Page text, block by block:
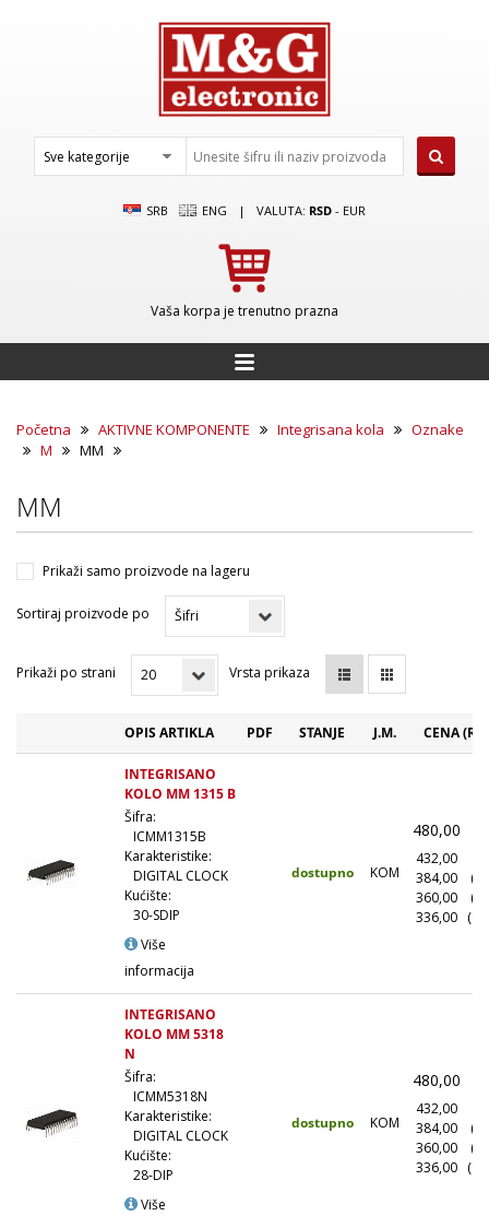
SRB ENG | VALUTA: RSD - EUR
Vaša korpa je trenutno prazna
Početna AKTIVNE KOMPONENTE Integrisana kola
Oznake
M
MM
MM
Prikaži samo proizvode na lageru
Sortiraj proizvode po
Prikaži po strani Vrsta prikaza
OPIS ARTIKLA PDF STANJE J.M. CENA
INTEGRISANO
KOLO MM 1315 B
Šifra:
ICMM1315B
Karakteristike:
DIGITAL CLOCK
Kućište:
30-SDIP
Više
informacija
dostupno KOM
480,00
432,00
384,00
360,00
336,00
INTEGRISANO
KOLO MM 5318
N
Šifra:
ICMM5318N
Karakteristike:
DIGITAL CLOCK
Kućište:
28-DIP
Više
dostupno KOM
480,00
432,00
384,00
360,00
336,00